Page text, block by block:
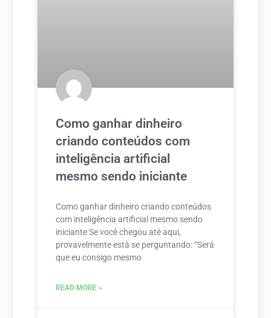
Como ganhar dinheiro
criando conteúdos com
inteligência artificial
mesmo sendo iniciante
Como ganhar dinheiro criando conteúdos
com inteligência artificial mesmo sendo
iniciante Se você chegou até aqui,
provavelmente está se perguntando: “Será
que eu consigo mesmo
READ MORE »